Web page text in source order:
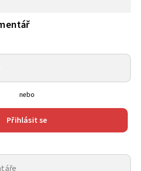
nebo
Přihlásit se